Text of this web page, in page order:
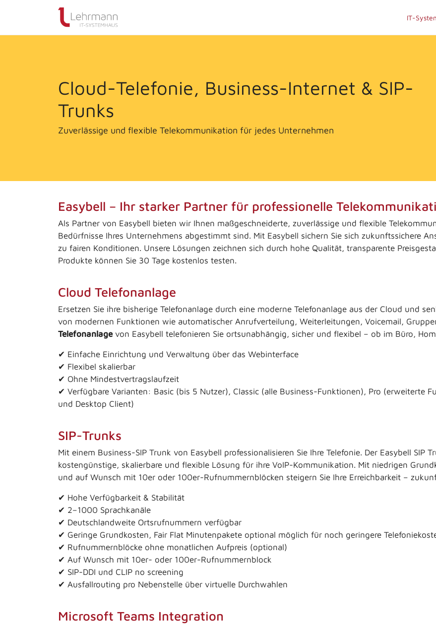
IT-
Cloud-Telefonie, Business-Internet & SIP-
Trunks
Zuverlässige und flexible Telekommunikation für jedes Unternehmen
Easybell – Ihr starker Partner für professionelle
Als Partner von Easybell bieten wir Ihnen maßgeschneiderte, zuverlässige und flexible
Bedürfnisse Ihres Unternehmens abgestimmt sind. Mit Easybell sichern Sie sich zukunftssichere
zu fairen Konditionen. Unsere Lösungen zeichnen sich durch hohe Qualität, transparente
Produkte können Sie 30 Tage kostenlos testen.
Cloud Telefonanlage
Ersetzen Sie ihre bisherige Telefonanlage durch eine moderne Telefonanlage aus der Cloud und
von modernen Funktionen wie automatischer Anrufverteilung, Weiterleitungen, Voicemail,
Telefonanlagevon Easybell telefonieren Sie ortsunabhängig, sicher und flexibel – ob im Büro,
✔ Einfache Einrichtung und Verwaltung über das Webinterface
✔ Flexibel skalierbar
✔ Ohne Mindestvertragslaufzeit
✔ Verfügbare Varianten: Basic (bis 5 Nutzer), Classic (alle Business-Funktionen), Pro (erweiterte
und Desktop Client)
SIP-Trunks
Mit einem Business-SIP Trunk von Easybell professionalisieren Sie Ihre Telefonie. Der Easybell SIP
kostengünstige, skalierbare und flexible Lösung für ihre VoIP-Kommunikation. Mit niedrigen
und auf Wunsch mit 10er oder 100er-Rufnummernblöcken steigern Sie Ihre Erreichbarkeit –
✔ Hohe Verfügbarkeit & Stabilität
✔ 2–1000 Sprachkanäle
✔ Deutschlandweite Ortsrufnummern verfügbar
✔ Geringe Grundkosten, Fair Flat Minutenpakete optional möglich für noch geringere
✔ Rufnummernblöcke ohne monatlichen Aufpreis (optional)
✔ Auf Wunsch mit 10er- oder 100er-Rufnummernblock
✔ SIP-DDI und CLIP no screening
✔ Ausfallrouting pro Nebenstelle über virtuelle Durchwahlen
Microsoft Teams Integration